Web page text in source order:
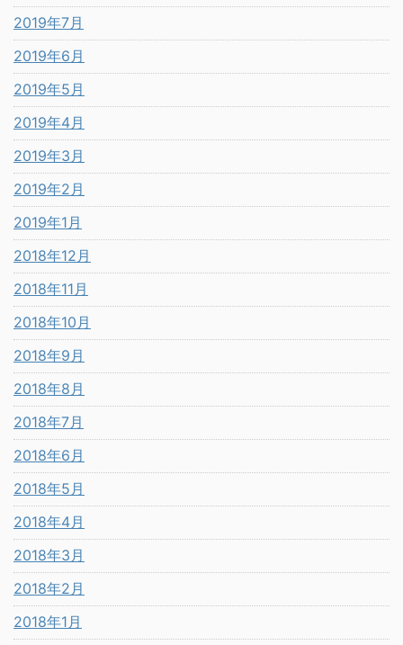
2019年7月
2019年6月
2019年5月
2019年4月
2019年3月
2019年2月
2019年1月
2018年12月
2018年11月
2018年10月
2018年9月
2018年8月
2018年7月
2018年6月
2018年5月
2018年4月
2018年3月
2018年2月
2018年1月